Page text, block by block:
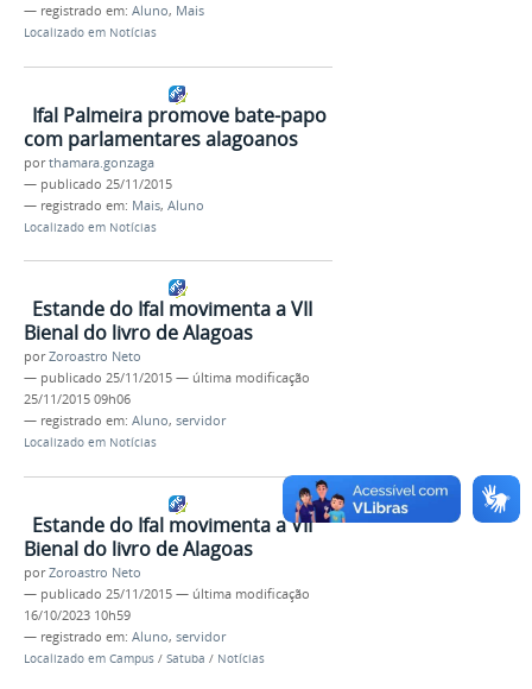
— registrado em: Aluno, Mais
Localizado em Notícias
Ifal Palmeira promove bate-papo
com parlamentares alagoanos
porthamara.gonzaga
— publicado 25/11/2015
— registrado em: Mais, Aluno
Localizado em Notícias
Estande do Ifal movimenta a VII
Bienal do livro de Alagoas
porZoroastro Neto
— publicado 25/11/2015 — última modificação
25/11/2015 09h06
— registrado em: Aluno, servidor
Localizado em Notícias
Estande do Ifal movimenta a VII
Bienal do livro de Alagoas
porZoroastro Neto
— publicado 25/11/2015 — última modificação
16/10/2023 10h59
— registrado em: Aluno, servidor
Localizado em Campus / Satuba / Notícias